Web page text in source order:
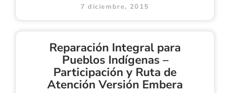
7 diciembre, 2015
Reparación Integral para
Pueblos Indígenas –
Participación y Ruta de
Atención Versión Embera